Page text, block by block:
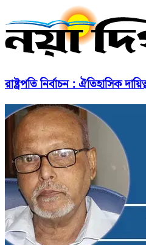
রাষ্ট্রপতি নির্বাচন : ঐতিহাসিক